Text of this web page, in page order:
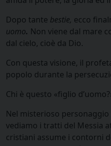
Dopo tante bestie, ecco
uomo. Non viene dal mare
dal cielo, cioè da Dio.
Con questa visione, il
popolo durante la
Chi è questo «figlio
Nel misterioso
vediamo i tratti del Messia
cristiani assume i contorni